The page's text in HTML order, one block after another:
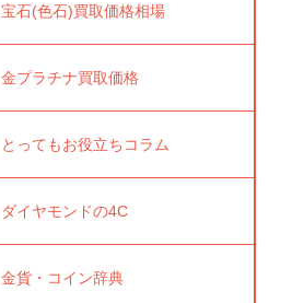
宝石(色石)買取価格相場
金プラチナ買取価格
とってもお役立ちコラム
ダイヤモンドの4C
金貨・コイン辞典